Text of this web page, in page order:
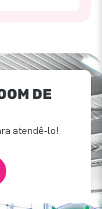
DE
atendê-lo!